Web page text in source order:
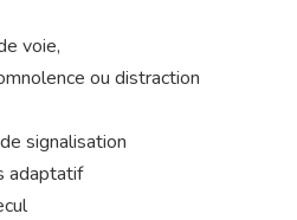
voie,
ou distraction
signalisation
adaptatif